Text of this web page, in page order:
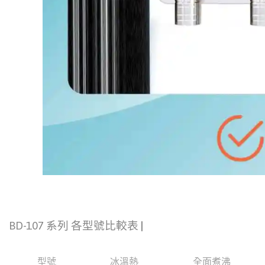
BD-107 系列 各型號比較表
型號 冰溫熱 全面煮沸